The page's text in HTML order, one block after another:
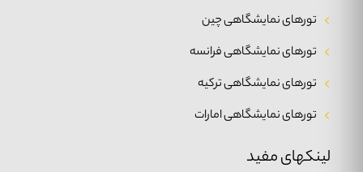
لینکهای مفید
تورهای نمایشگاهی چین
تورهای نمایشگاهی فرانسه
تورهای نمایشگاهی ترکیه
تورهای نمایشگاهی امارات